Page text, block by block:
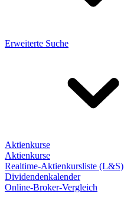
Erweiterte Suche
Aktienkurse
Aktienkurse
Realtime-Aktienkursliste (L&S)
Dividendenkalender
Online-Broker-Vergleich